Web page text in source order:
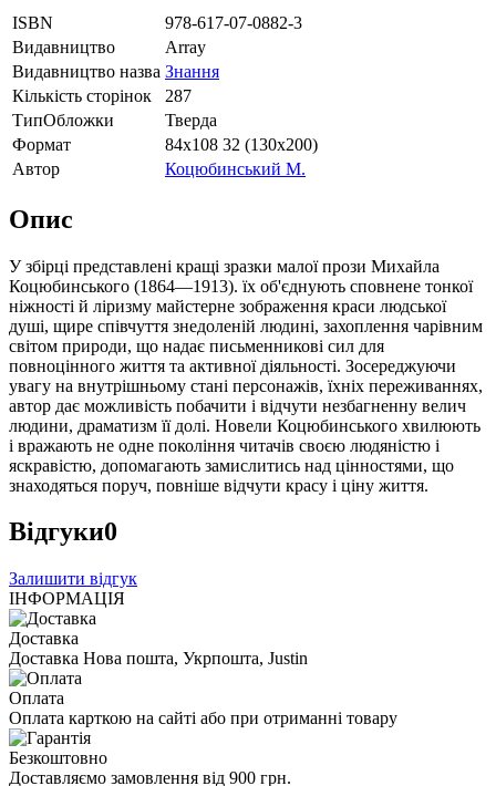
ISBN
978-617-07-0882-3
Видавництво
Array
Видавництво назва Знання
Кількість сторінок
287
ТипОбложки
Тверда
Формат
84х108 32 (130х200)
Автор
Коцюбинський М.
Опис
У збірці представлені кращі зразки малої прози Михайла
Коцюбинського (1864—1913). їх об'єднують сповнене тонкої
ніжності й ліризму майстерне зображення краси людської
душі, щире співчуття знедоленій людині, захоплення чарівним
світом природи, що надає письменникові сил для
повноцінного життя та активної діяльності. Зосереджуючи
увагу на внутрішньому стані персонажів, їхніх переживаннях,
автор дає можливість побачити і відчути незбагненну велич
людини, драматизм її долі. Новели Коцюбинського хвилюють
і вражають не одне покоління читачів своєю людяністю і
яскравістю, допомагають замислитись над цінностями, що
знаходяться поруч, повніше відчути красу і ціну життя.
Відгуки0
Залишити відгук
ІНФОРМАЦІЯ
Доставка
Доставка Нова пошта, Укрпошта, Justin
Оплата
Оплата карткою на сайті або при отриманні товару
Безкоштовно
Доставляємо замовлення від 900 грн.